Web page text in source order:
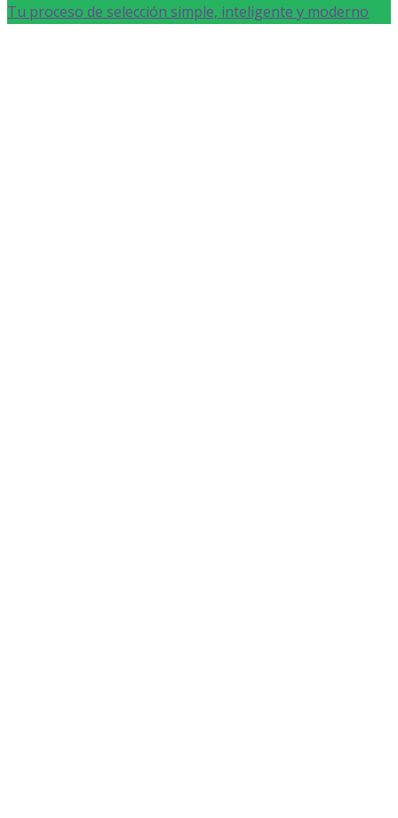
Tu proceso de selección simple, inteligente y moderno